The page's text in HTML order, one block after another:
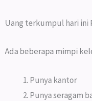
Uang terkumpul hari ini
Ada beberapa mimpi
Punya kantor
Punya seragam